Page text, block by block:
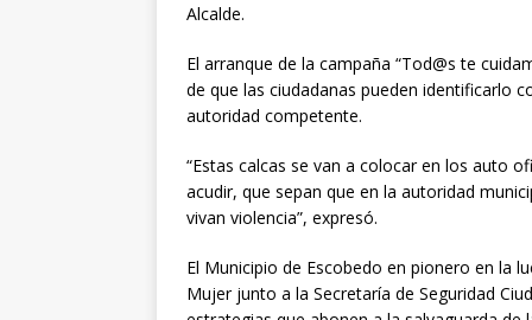
Alcalde.
El arranque de la campaña “Tod@s te
de que las ciudadanas pueden identificarlo
autoridad competente.
“Estas calcas se van a colocar en los auto
acudir, que sepan que en la autoridad
vivan violencia”, expresó.
El Municipio de Escobedo en pionero en la
Mujer junto a la Secretaría de Seguridad